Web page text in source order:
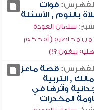
فوات
بالنوم , الأسئلة
سلمان العودة
من محاضرة ( أفحكم
يبغون ؟!)
قصة ماعز
, التربية
وأثرها في
المخدرات